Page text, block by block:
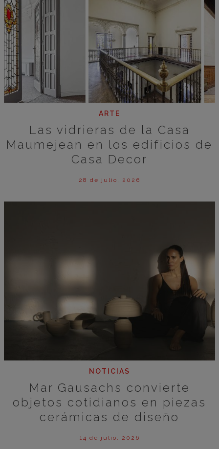
ARTE
Las vidrieras de la Casa
Maumejean en los edificios de
Casa Decor
28 de julio, 2026
NOTICIAS
Mar Gausachs convierte
objetos cotidianos en piezas
cerámicas de diseño
14 de julio, 2026